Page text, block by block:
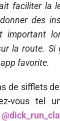
faciliter la
des
important
la route. Si
favorite.
de sifflets
vous tel